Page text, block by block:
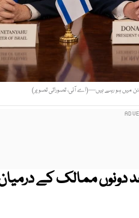
میں ہو رہے ہیں—(اے آئی، تصوراتی تصویر)
دونوں ممالک کے